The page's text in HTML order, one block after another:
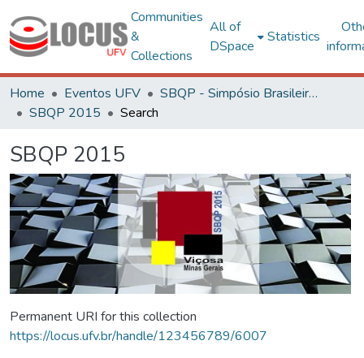
Communities
&
Collections
All of
DSpace
Statistics
Home Eventos UFV
SBQP - Simpósio Brasileiro de Qualidade do Projeto no Ambiente Construído
SBQP 2015
Search
SBQP 2015
Permanent URI for this collection
https://locus.ufv.br/handle/123456789/6007